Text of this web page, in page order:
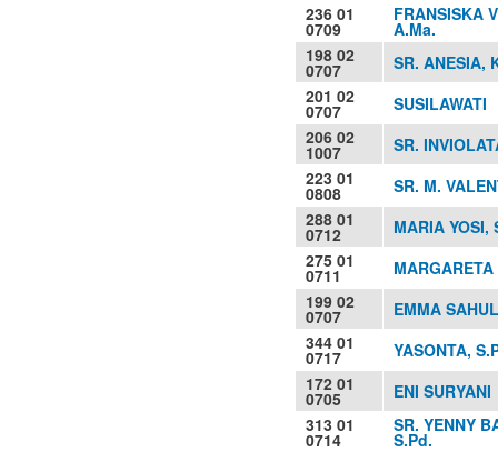
236 01
0709
FRANSISKA
A.Ma.
198 02
0707
SR. ANESIA,
201 02
0707
SUSILAWATI
206 02
1007
SR.
223 01
0808
SR. M.
288 01
0712
MARIA YOSI,
275 01
0711
199 02
0707
EMMA
344 01
0717
YASONTA,
172 01
0705
ENI SURYANI
313 01
0714
SR. YENNY
S.Pd.